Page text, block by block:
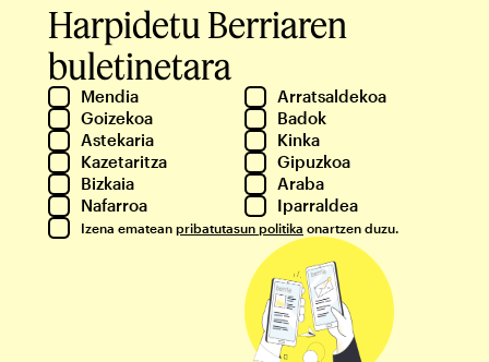
Harpidetu Berriaren
buletinetara
Mendia
Arratsaldekoa
Goizekoa
Badok
Astekaria
Kinka
Kazetaritza
Gipuzkoa
Bizkaia
Araba
Nafarroa
Iparraldea
Izena ematean pribatutasun politika onartzen duzu.